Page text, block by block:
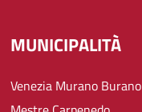
MUNICIPALITÀ
Venezia Murano Burano